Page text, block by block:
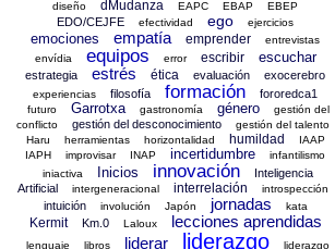
diseño dMudanza EAPC EBAP EBEP
EDO/CEJFE efectividad ego ejercicios
emociones empatía emprender
entrevistas
envídia
equipos error escribir escuchar
estrategia estrés ética evaluación exocerebro
experiencias filosofía formación fororedca1
futuro Garrotxa gastronomía género
gestión del
conflicto
gestión del desconocimiento
gestión del talento
Haru
herramientas horizontalidad humildad
IAAP
IAPH
improvisar INAP incertidumbre
infantilismo
iniactiva
Inicios innovación
Inteligencia
Artificial
intergeneracional interrelación introspección
intuición involución Japón jornadas kata
Kermit Km.0 Laloux lecciones aprendidas
lenguaje libros liderar liderazgo
liderazgo